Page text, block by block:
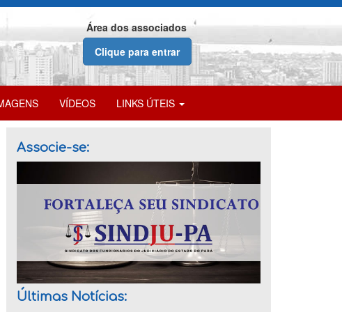
Área dos associados
Clique para entrar
VÍDEOS LINKS ÚTEIS
Associe-se:
Últimas Notícias: